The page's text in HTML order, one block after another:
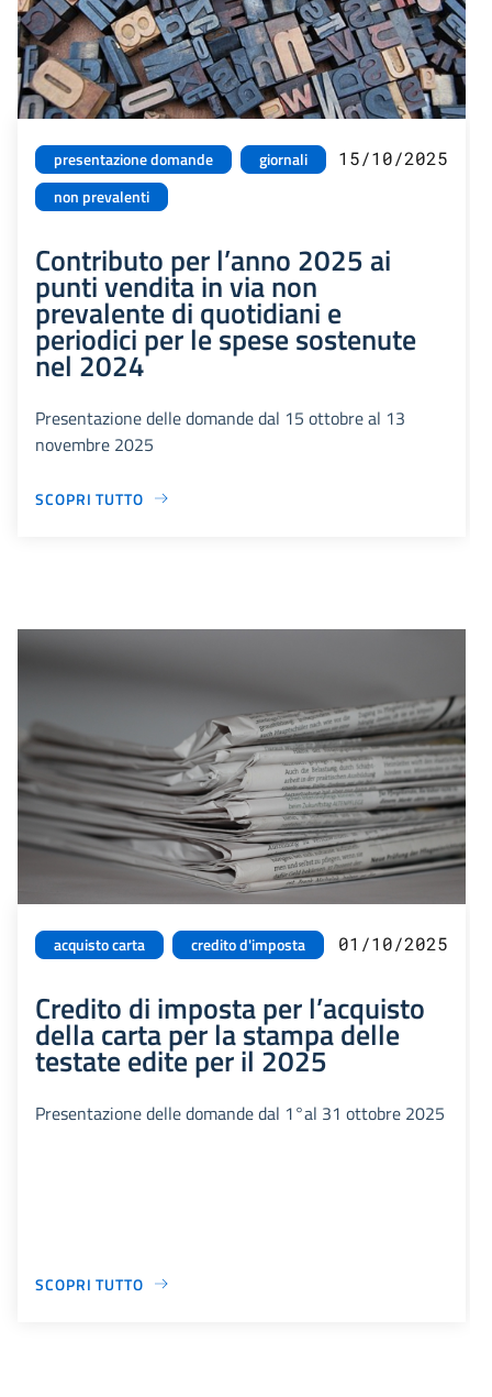
presentazione domande
giornali
non prevalenti
15/10/2025
Contributo per l’anno 2025 ai
punti vendita in via non
prevalente di quotidiani e
periodici per le spese sostenute
nel 2024
Presentazione delle domande dal 15 ottobre al 13
novembre 2025
SCOPRI TUTTO
acquisto carta credito d'imposta 01/10/2025
Credito di imposta per l’acquisto
della carta per la stampa delle
testate edite per il 2025
Presentazione delle domande dal 1°al 31 ottobre 2025
SCOPRI TUTTO